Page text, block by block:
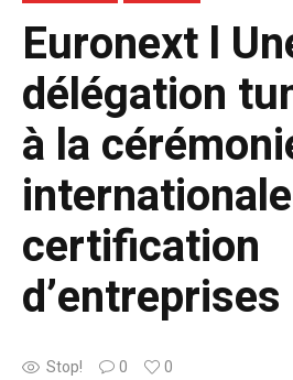
Euronext l
délégation
à la
certification
d’entreprises
Stop! 0 0